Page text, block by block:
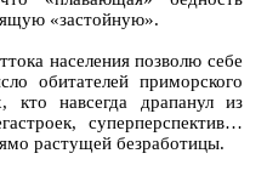
«застойную».
населения позволю себе
обитателей приморского
кто навсегда драпанул из
суперперспектив…
растущей безработицы.